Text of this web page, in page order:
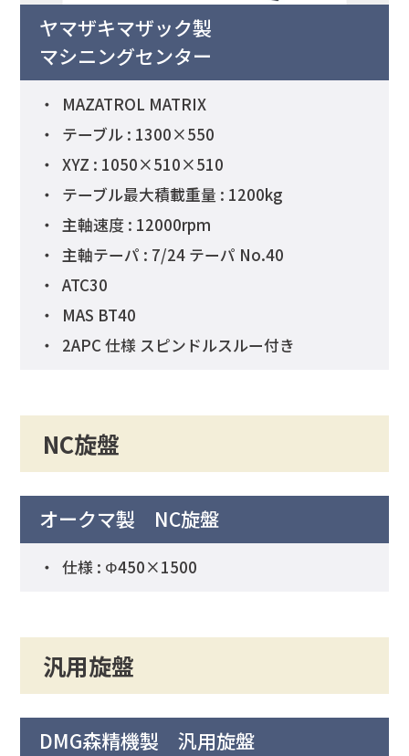
ヤマザキマザック製
マシニングセンター
MAZATROL MATRIX
テーブル : 1300×550
XYZ : 1050×510×510
テーブル最大積載重量 : 1200kg
主軸速度 : 12000rpm
主軸テーパ : 7/24 テーパ No.40
ATC30
MAS BT40
2APC 仕様 スピンドルスルー付き
NC旋盤
オークマ製 NC旋盤
仕様 : Φ450×1500
汎用旋盤
DMG森精機製 汎用旋盤